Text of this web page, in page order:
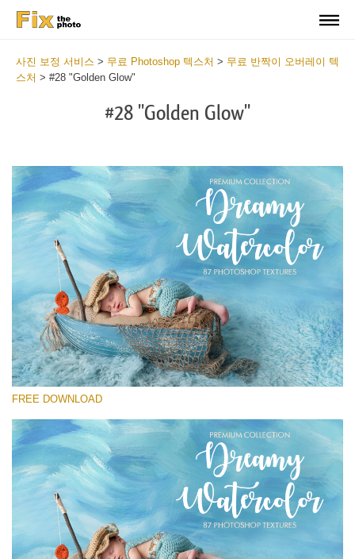
사진 보정 서비스 > 무료 Photoshop 텍스처 > 무료 반짝이 오버레이 텍
스처 > #28 "Golden Glow"
#28 "Golden Glow"
선택 해주세요
Small 800*533px
Dreamy Watercolor
(85 Textures)
Large 6000*4000px
Entire Collection
FREE DOWNLOAD